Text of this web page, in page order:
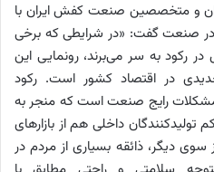
و متخصصین صنعت کفشایران با
در صنعت گفت: «در شرایطی که برخی
رکود به سر می‌برند، رونمایی این
در اقتصاد کشور است. رکود
رایج صنعت است که منجر به
داخلی هم از بازارهای
دیگر، ذائقه بسیاری از مردم در